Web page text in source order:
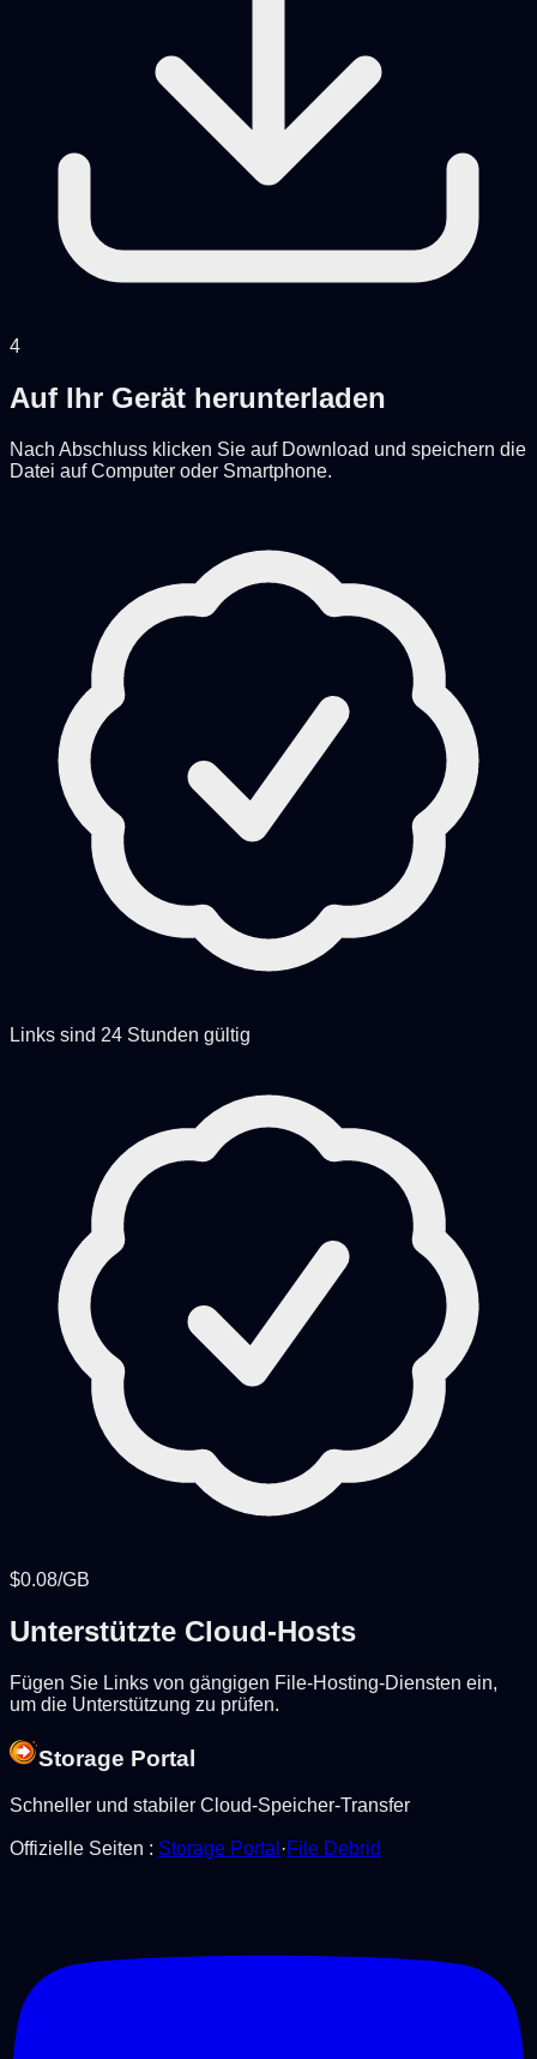
4
Auf Ihr Gerät herunterladen
Nach Abschluss klicken Sie auf Download und speichern die
Datei auf Computer oder Smartphone.
Links sind 24 Stunden gültig
$0.08/GB
Unterstützte Cloud-Hosts
Fügen Sie Links von gängigen File-Hosting-Diensten ein,
um die Unterstützung zu prüfen.
Storage Portal
Schneller und stabiler Cloud-Speicher-Transfer
Offizielle Seiten : Storage Portal ·File Debrid